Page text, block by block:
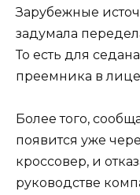
Зарубежные
задумала
То есть для
преемника в
Более того,
появится уже
кроссовер, и
руководстве